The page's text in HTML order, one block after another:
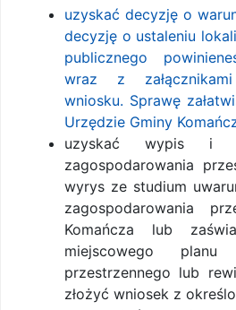
uzyskać decyzję o
decyzję o ustaleniu
publicznego
wraz z
wniosku. Sprawę
Urzędzie Gminy
uzyskać wypis i
zagospodarowania
wyrys ze studium
zagospodarowania
Komańcza lub
miejscowego planu
przestrzennego lub
złożyć wniosek z